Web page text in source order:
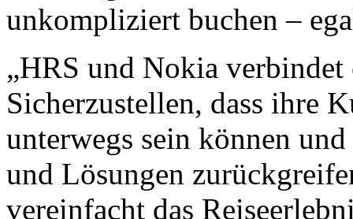
unkompliziert buchen –
„HRS und Nokia verbindet
Sicherzustellen, dass ihre
unterwegs sein können
und Lösungen
vereinfacht das